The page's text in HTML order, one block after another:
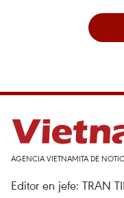
AGENCIA VIETNAMITA DE
Editor en jefe: TRAN